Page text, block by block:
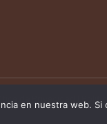
de Privacidad
en nuestra web.